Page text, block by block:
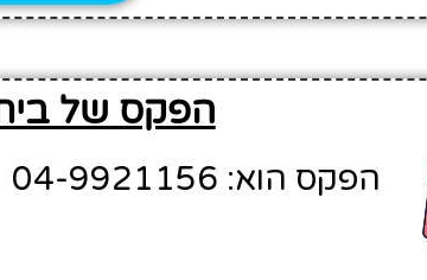
הפקס של
הפקס הוא: 04-9921156